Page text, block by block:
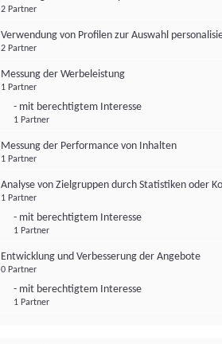
2 Partner
Verwendung von Profilen zur Auswahl
2 Partner
Messung der Werbeleistung
1 Partner
- mit berechtigtem Interesse
1 Partner
Messung der Performance von Inhalten
1 Partner
Analyse von Zielgruppen durch Statistiken oder
1 Partner
- mit berechtigtem Interesse
1 Partner
Entwicklung und Verbesserung der Angebote
0 Partner
- mit berechtigtem Interesse
1 Partner